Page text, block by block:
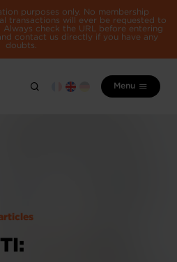
purposes only. No membership
transactions will ever be requested to
check the URL before entering
contact us directly if you have any
doubts.
Menu